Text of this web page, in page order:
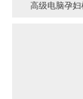
高级电脑孕妇